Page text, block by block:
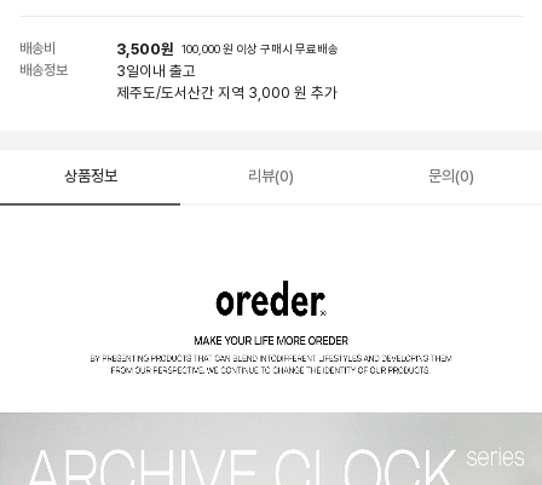
배송비 3,500원 100,000 원 이상 구매시 무료배송
배송정보 3일이내 출고
제주도/도서산간 지역 3,000 원 추가
상품정보 리뷰(0) 문의(0)